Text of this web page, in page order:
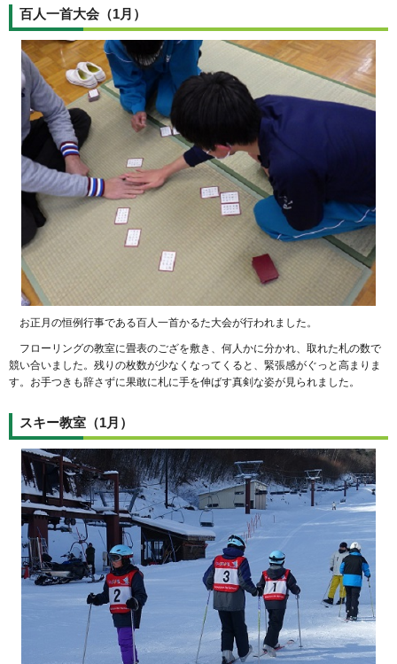
百人一首大会（1月）
お正月の恒例行事である百人一首かるた大会が行われました。
フローリングの教室に畳表のござを敷き、何人かに分かれ、取れた札の数で
競い合いました。残りの枚数が少なくなってくると、緊張感がぐっと高まりま
す。お手つきも辞さずに果敢に札に手を伸ばす真剣な姿が見られました。
スキー教室（1月）